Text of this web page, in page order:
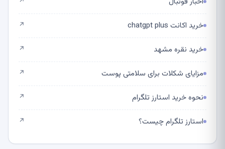
خرید اکانت chatgpt plus ↗
خرید نقره مشهد ↗
مزایای شکلات برای سلامتی پوست ↗
نحوه خرید استارز تلگرام ↗
استارز تلگرام چیست؟ ↗